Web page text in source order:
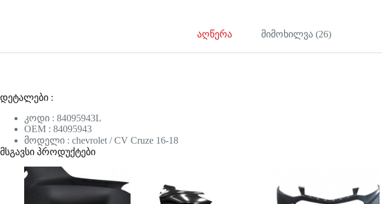
აღწერა მიმოხილვა (26)
დეტალები :
კოდი : 84095943L
OEM : 84095943
მოდელი : chevrolet / CV Cruze 16-18
მსგავსი პროდუქტები